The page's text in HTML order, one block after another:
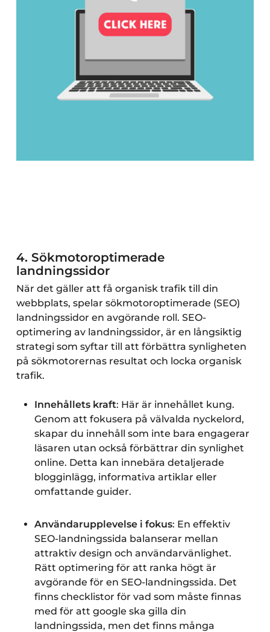
4. Sökmotoroptimerade
landningssidor
När det gäller att få organisk trafik till din
webbplats, spelar sökmotoroptimerade (SEO)
landningssidor en avgörande roll. SEO-
optimering av landningssidor, är en långsiktig
strategi som syftar till att förbättra synligheten
på sökmotorernas resultat och locka organisk
trafik.
Innehållets kraft: Här är innehållet kung.
Genom att fokusera på välvalda nyckelord,
skapar du innehåll som inte bara engagerar
läsaren utan också förbättrar din synlighet
online. Detta kan innebära detaljerade
blogginlägg, informativa artiklar eller
omfattande guider.
Användarupplevelse i fokus: En effektiv
SEO-landningssida balanserar mellan
attraktiv design och användarvänlighet.
Rätt optimering för att ranka högt är
avgörande för en SEO-landningssida. Det
finns checklistor för vad som måste finnas
med för att google ska gilla din
landningssida, men det finns många